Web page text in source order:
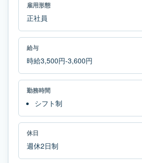
雇用形態
正社員
給与
時給3,500円-3,600円
勤務時間
シフト制
休日
週休2日制